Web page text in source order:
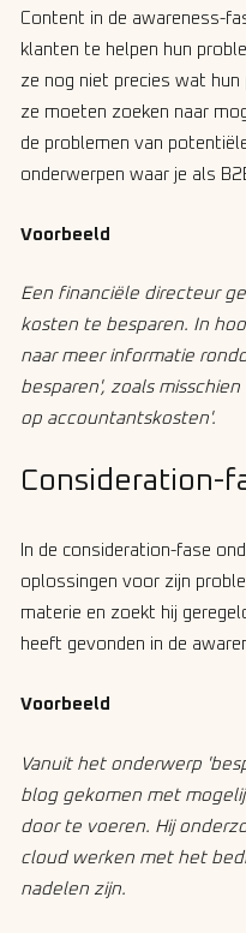
Content in de awareness-
klanten te helpen hun
ze nog niet precies wat
ze moeten zoeken naar
de problemen van
onderwerpen waar je als
Voorbeeld
Een financiële directeur
kosten te besparen. In
naar meer informatie
besparen', zoals
op accountantskosten'.
Consideration-
In de consideration-fase
oplossingen voor zijn
materie en zoekt hij
heeft gevonden in de
Voorbeeld
Vanuit het onderwerp
blog gekomen met
door te voeren. Hij
cloud werken met het
nadelen zijn.